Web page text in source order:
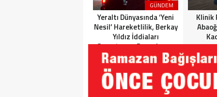
19:51 -
GÜNDEM
Yeraltı Dünyasında ‘Yeni
Nesil’ Hareketlilik, Berkay
Yıldız İddiaları
Soruşturma Dosyalarına
Yansıdı!
Klinik